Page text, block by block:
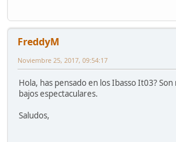
FreddyM
Noviembre 25, 2017, 09:54:17
Hola, has pensado en los Ibasso It03?
bajos espectaculares.
Saludos,